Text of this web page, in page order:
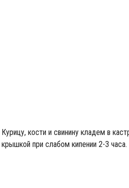
Курицу, кости и свинину кладем в
крышкой при слабом кипении 2-3 часа.